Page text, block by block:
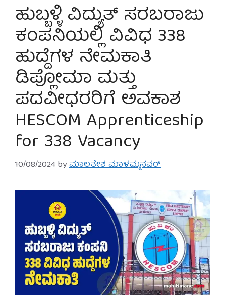
ಹುಬ್ಬಳ್ಳಿ ವಿದ್ಯುತ್ ಸರಬರಾಜು
ಕಂಪನಿಯಲ್ಲಿ ವಿವಿಧ 338
ಹುದ್ದೆಗಳ ನೇಮಕಾತಿ
ಡಿಪ್ಲೋಮಾ ಮತ್ತು
ಪದವೀಧರರಿಗೆ ಅವಕಾಶ
HESCOM Apprenticeship
for 338 Vacancy
10/08/2024 byಮಾಲತೇಶ ಮಾಳಮ್ಮನವರ್